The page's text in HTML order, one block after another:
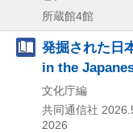
所蔵館4館
発掘された日
in the
文化庁編
共同通信社
2026